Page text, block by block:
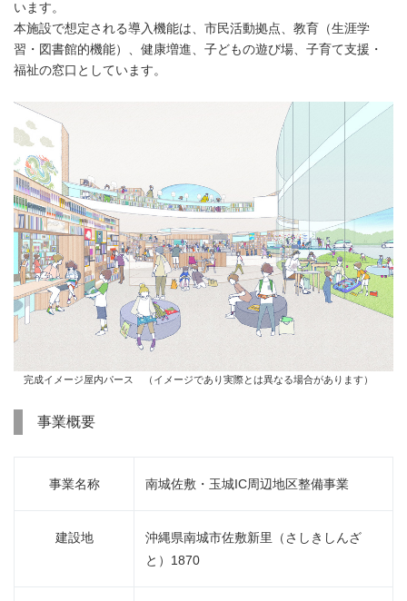
います。
本施設で想定される導入機能は、市民活動拠点、教育（生涯学
習・図書館的機能）、健康増進、子どもの遊び場、子育て支援・
福祉の窓口としています。
完成イメージ屋内パース （イメージであり実際とは異なる場合があります）
事業概要
事業名称 南城佐敷・玉城IC周辺地区整備事業
建設地
沖縄県南城市佐敷新里（さしきしんざ
と）1870